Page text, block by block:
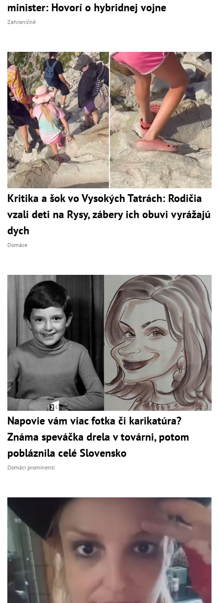
minister: Hovorí o hybridnej vojne
Zahraničné
Kritika a šok vo Vysokých Tatrách: Rodičia
vzali deti na Rysy, zábery ich obuvi vyrážajú
dych
Domáce
Napovie vám viac fotka či karikatúra?
Známa speváčka drela v továrni, potom
pobláznila celé Slovensko
Domáci prominenti